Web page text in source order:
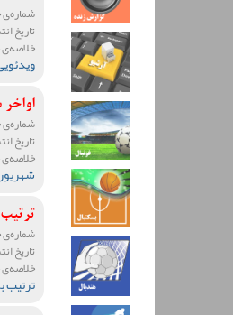
شماره‌ی
تاریخ
شماره‌ی
تاریخ
شماره‌ی
تاریخ